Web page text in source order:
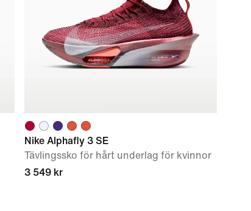
Nike Alphafly 3 SE
Tävlingssko för hårt underlag för kvinnor
3 549 kr